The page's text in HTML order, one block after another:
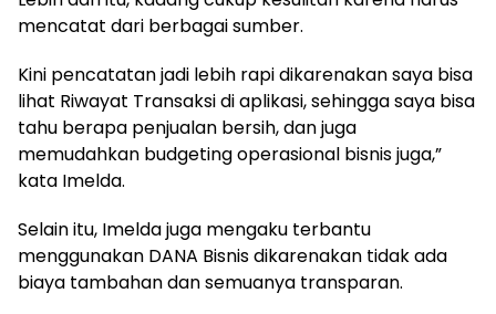
mencatat dari berbagai sumber.
Kini pencatatan jadi lebih rapi dikarenakan saya bisa
lihat Riwayat Transaksi di aplikasi, sehingga saya bisa
tahu berapa penjualan bersih, dan juga
memudahkan budgeting operasional bisnis juga,”
kata Imelda.
Selain itu, Imelda juga mengaku terbantu
menggunakan DANA Bisnis dikarenakan tidak ada
biaya tambahan dan semuanya transparan.